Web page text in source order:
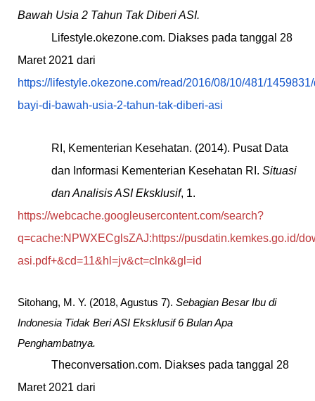
Bawah Usia 2 Tahun Tak Diberi ASI.
Lifestyle.okezone.com. Diakses pada tanggal 28
Maret 2021 dari
https://lifestyle.okezone.com/read/2016/08/10/481/
bayi-di-bawah-usia-2-tahun-tak-diberi-asi
RI, Kementerian Kesehatan. (2014). Pusat Data
dan Informasi Kementerian Kesehatan RI. Situasi
dan Analisis ASI Eksklusif, 1.
https://webcache.googleusercontent.com/search?
q=cache:NPWXECglsZAJ:https://pusdatin.kemkes.go.id/
asi.pdf+&cd=11&hl=jv&ct=clnk&gl=id
Sitohang, M. Y. (2018, Agustus 7). Sebagian Besar Ibu di
Indonesia Tidak Beri ASI Eksklusif 6 Bulan Apa
Penghambatnya.
Theconversation.com. Diakses pada tanggal 28
Maret 2021 dari